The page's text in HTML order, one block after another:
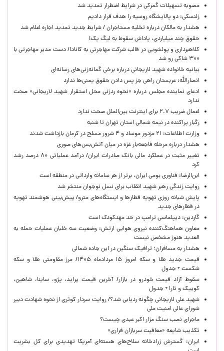
مصوبه تسهیلات گمرکی در شرایط اضطرار تمدید شد
زلنسکی: دو پالایشگاه روسیه را هدف قرار دادیم
هشدار به مالکان درباره تخلیه مستاجران / شرایط جدید تمدید اجاره اعلام شد
حقوق چند میلیاردی، پاداش سقوط به لیگ یک!
کلاهبرداری و پولشویی در قالب شرکت مهاجرتی به کانادا/ دست مدیر مهاجرتی با
۳۰۰ شاکی رو شد
بیانیه خانواده شهید لاریجانی درباره برخی گمانه‌زنی‌های رسانه‌ای
انصارالله: عربستان راهی جز پس دادن حقوق یمنی‌ها ندارد
ادعای نماینده مجلس درباره «نحوه ردزنی محل استقرار شهید لاریجانی» صحت
ندارد
اعمال ضریب ۲.۷ برای اینترنت بین‌الملل صحت ندارد
رگبار پراکنده در نیمه شمالی استان تهران تا شنبه
وزارت اطلاعات: ۲۱ مزدور موساد و ۴ شرور مسلح در کرمان بازداشت شدند
هشدار درباره مرحله فاجعه‌بار غزه در میان آتش‌بس‌های صوری
تغییر مثبت در عملکرد مالی بانک صادرات ایران/ درآمد عملیاتی ۸۰ درصد رشد
کرد
ابن‌الرضا: فناوری بومی ایران، برتر از هر سامانه وارداتی در منطقه است
روایت زندگی رهبر شهید انقلاب برای نسل نوجوان منتشر شد
پایش شبانه روزی تهویه قطارها و ایستگاه‌های مترو/ پیش‌بینی هوشمند تهویه
در قطارهای جدید
گاردین: دیپلماسی ترامپ در حد مهدکودک است
معاون هماهنگ‌کننده نیروی هوایی ارتش: وضعیت سه خلبان عملیات حمله به
العدید هنوز مشخص نیست
هشدار به مسافران؛ ترافیک سنگین در این جاده شمالی
قیمت جدید طلا و سکه امروز ۱۵ مردادماه ۱۴۰۵/ مرز مقاومتی طلا و سکه
شکست + جدول
سقوط آزاد قیمت خودرو در بازار/ آخرین قیمت پراید، پژو، ساینا، شاهین،
کوییک و تارا + جدول
شهید علی لاریجانی چگونه ردیابی شد؟/ روایت سردار کوثری از نحوه شهادت دبیر
شورای عالی امنیت ملی
ماجرای نصب سنگ مزار اکبر عبدی چیست؟
تکذیب شایعه «معافیت سربازان فراری»
ایران: گسترش زرادخانه سلاح‌های هسته‌ای آمریکا تهدیدی برای کل بشریت